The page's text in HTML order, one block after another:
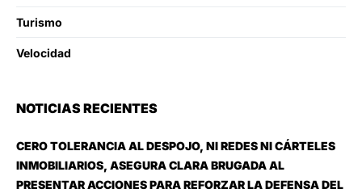
Turismo
Velocidad
NOTICIAS RECIENTES
CERO TOLERANCIA AL DESPOJO, NI REDES NI CÁRTELES
INMOBILIARIOS, ASEGURA CLARA BRUGADA AL
PRESENTAR ACCIONES PARA REFORZAR LA DEFENSA DEL